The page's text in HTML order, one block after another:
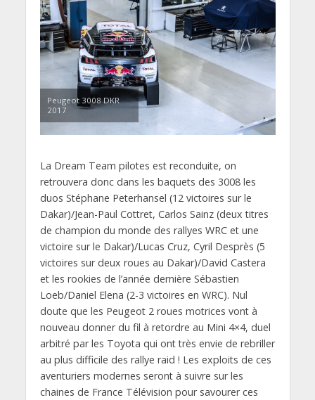
Peugeot 3008 DKR
2017
La Dream Team pilotes est reconduite, on
retrouvera donc dans les baquets des 3008 les
duos Stéphane Peterhansel (12 victoires sur le
Dakar)/Jean-Paul Cottret, Carlos Sainz (deux titres
de champion du monde des rallyes WRC et une
victoire sur le Dakar)/Lucas Cruz, Cyril Desprès (5
victoires sur deux roues au Dakar)/David Castera
et les rookies de l’année dernière Sébastien
Loeb/Daniel Elena (2-3 victoires en WRC). Nul
doute que les Peugeot 2 roues motrices vont à
nouveau donner du fil à retordre au Mini 4×4, duel
arbitré par les Toyota qui ont très envie de rebriller
au plus difficile des rallye raid ! Les exploits de ces
aventuriers modernes seront à suivre sur les
chaines de France Télévision pour savourer ces